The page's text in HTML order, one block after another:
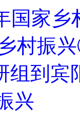
国家
村振
组到宾
兴